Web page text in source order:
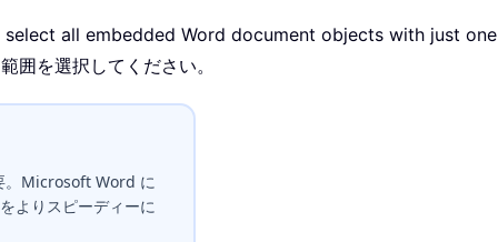
all embedded Word document objects with just
を選択してください。
。Microsoft Word に
よりスピーディーに